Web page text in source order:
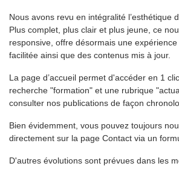
Nous avons revu en intégralité l’esthétique
Plus complet, plus clair et plus jeune, ce
responsive, offre désormais une
facilitée ainsi que des contenus mis à jour.
La page d’accueil permet d'accéder en 1
recherche "formation" et une rubrique
consulter nos publications de façon
Bien évidemment, vous pouvez toujours
directement sur la page Contact via un
D'autres évolutions sont prévues dans les